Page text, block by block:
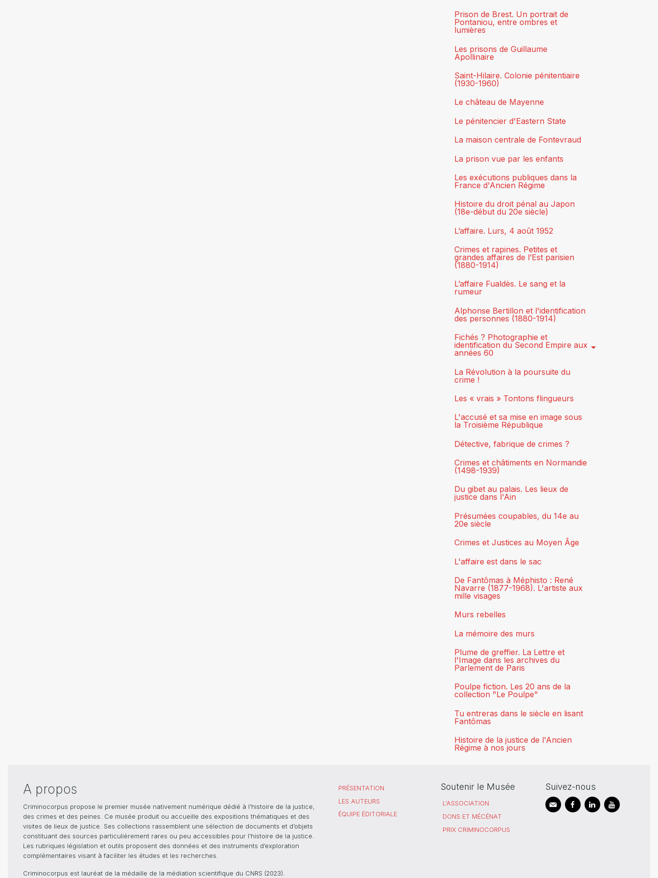
Prison de Brest. Un portrait de
Pontaniou, entre ombres et
lumières
Les prisons de Guillaume
Apollinaire
Saint-Hilaire. Colonie pénitentiaire
(1930-1960)
Le château de Mayenne
Le pénitencier d'Eastern State
La maison centrale de Fontevraud
La prison vue par les enfants
Les exécutions publiques dans la
France d'Ancien Régime
Histoire du droit pénal au Japon
(18e-début du 20e siècle)
L’affaire. Lurs, 4 août 1952
Crimes et rapines. Petites et
grandes affaires de l’Est parisien
(1880-1914)
L’affaire Fualdès. Le sang et la
rumeur
Alphonse Bertillon et l'identification
des personnes (1880-1914)
Fichés ? Photographie et
identification du Second Empire aux
années 60
La Révolution à la poursuite du
crime !
Les « vrais » Tontons flingueurs
L'accusé et sa mise en image sous
la Troisième République
Détective, fabrique de crimes ?
Crimes et châtiments en Normandie
(1498-1939)
Du gibet au palais. Les lieux de
justice dans l'Ain
Présumées coupables, du 14e au
20e siècle
Crimes et Justices au Moyen Âge
L'affaire est dans le sac
De Fantômas à Méphisto : René
Navarre (1877-1968). L'artiste aux
mille visages
Murs rebelles
La mémoire des murs
Plume de greffier. La Lettre et
l'Image dans les archives du
Parlement de Paris
Poulpe fiction. Les 20 ans de la
collection "Le Poulpe"
Tu entreras dans le siècle en lisant
Fantômas
Histoire de la justice de l'Ancien
Régime à nos jours
A propos
Criminocorpus propose le premier musée nativement numérique dédié à l’histoire de la justice,
des crimes et des peines. Ce musée produit ou accueille des expositions thématiques et des
visites de lieux de justice. Ses collections rassemblent une sélection de documents et d’objets
constituant des sources particulièrement rares ou peu accessibles pour l’histoire de la justice.
Les rubriques législation et outils proposent des données et des instruments d’exploration
complémentaires visant à faciliter les études et les recherches.
Criminocorpus est lauréat de la médaille de la médiation scientifique du CNRS (2023).
PRÉSENTATION
LES AUTEURS
ÉQUIPE ÉDITORIALE
Soutenir le Musée
L'ASSOCIATION
DONS ET MÉCÉNAT
PRIX CRIMINOCORPUS
Suivez-nous